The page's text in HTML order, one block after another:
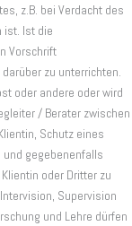
z.B. bei Verdacht des
ist. Ist die
Vorschrift
zu unterrichten.
oder andere oder wird
/ Berater zwischen
Schutz eines
gegebenenfalls
oder Dritter zu
Supervision
und Lehre dürfen